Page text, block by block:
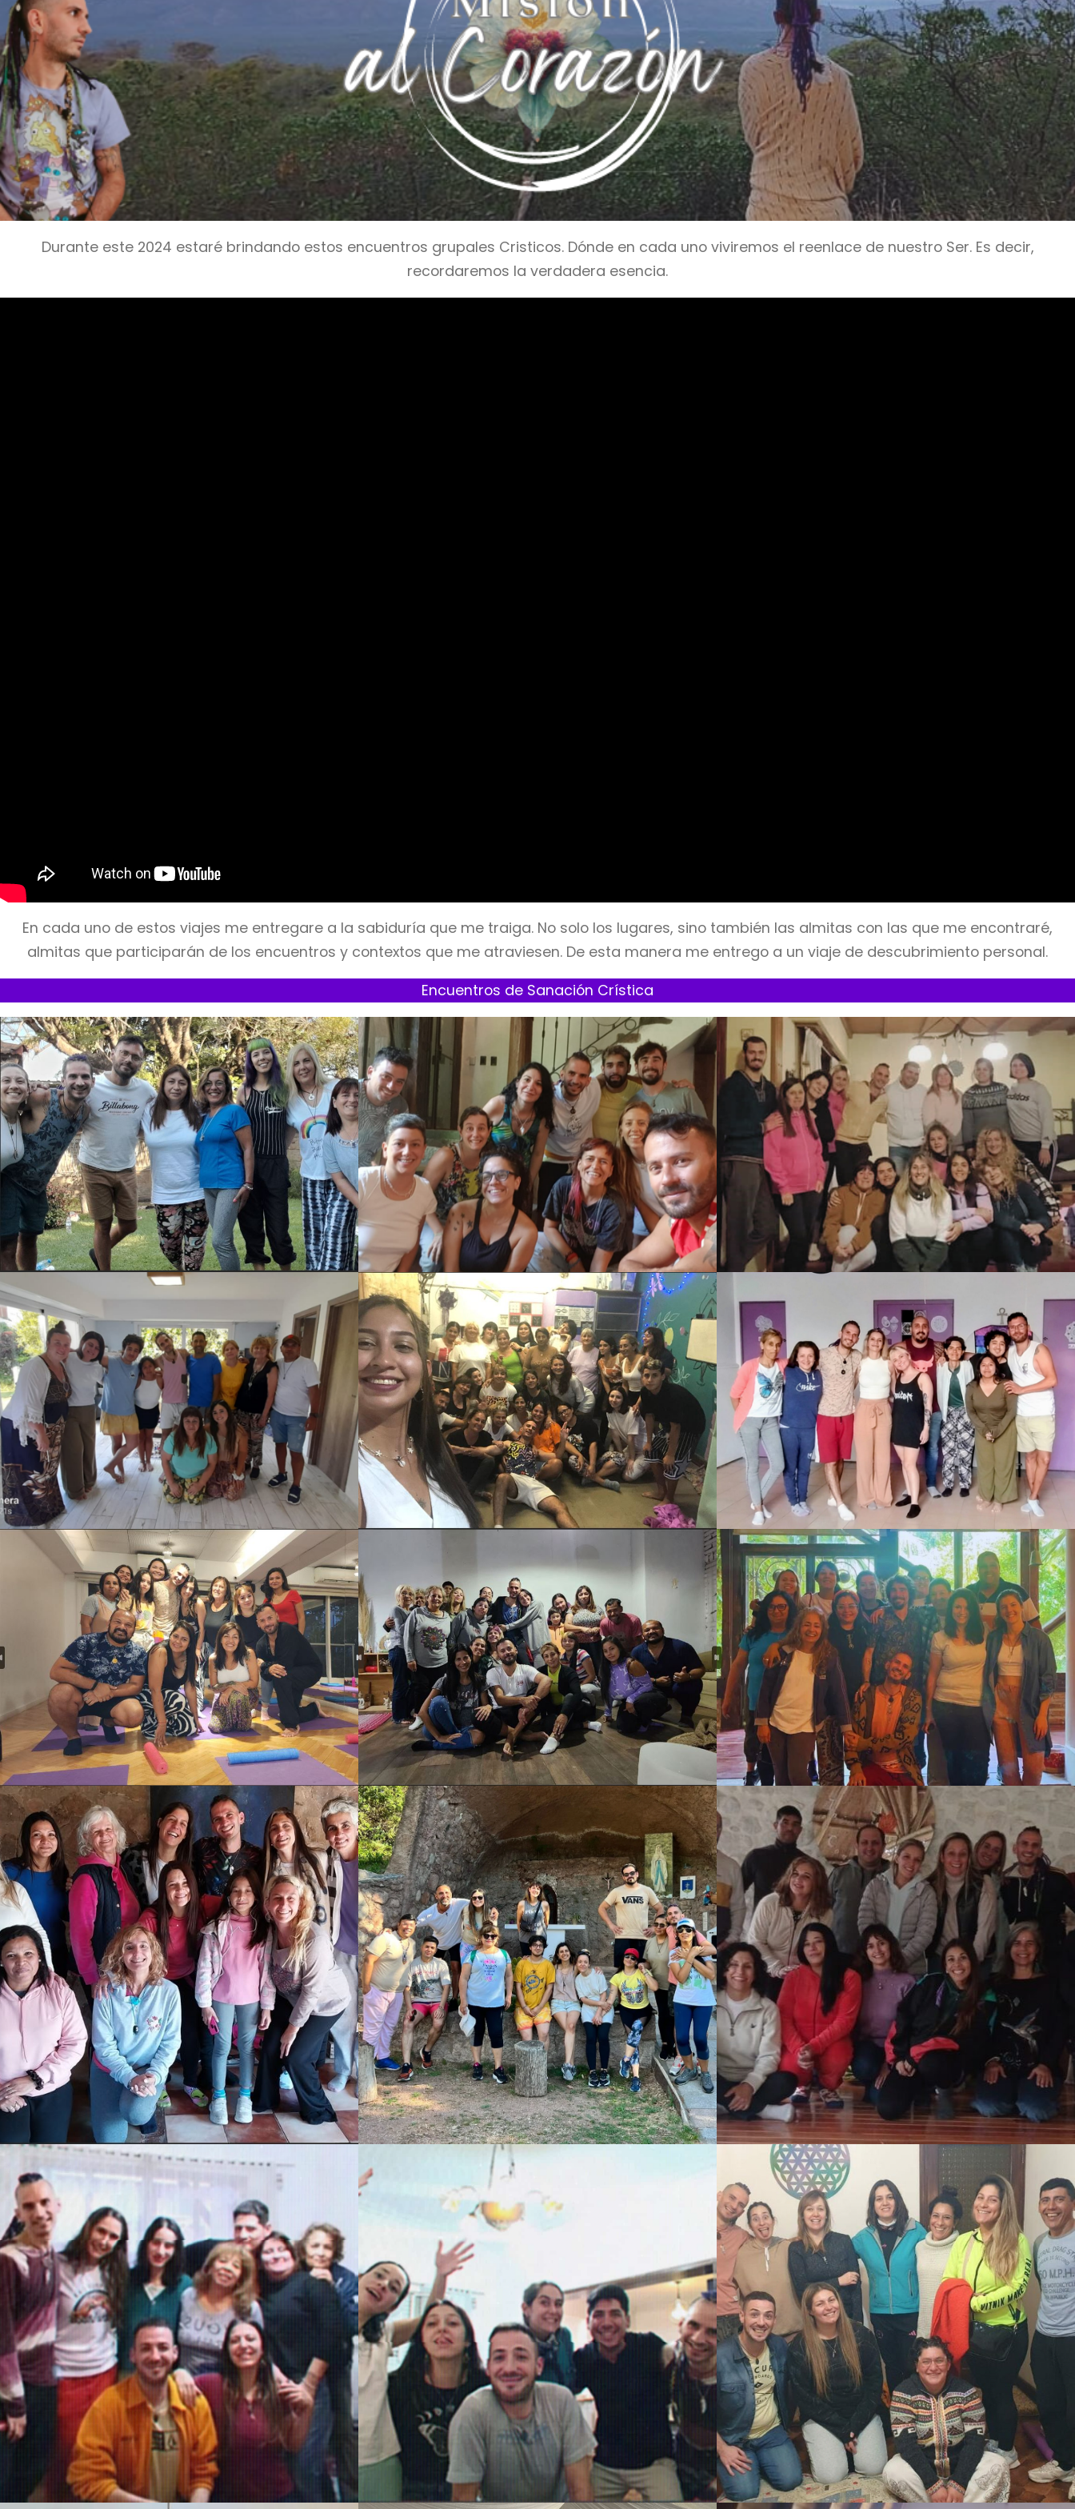
Durante este 2024 estaré brindando estos encuentros grupales Cristicos. Dónde en cada uno viviremos el reenlace de nuestro Ser. Es decir,
recordaremos la verdadera esencia.
En cada uno de estos viajes me entregare a la sabiduría que me traiga. No solo los lugares, sino también las almitas con las que me encontraré,
almitas que participarán de los encuentros y contextos que me atraviesen. De esta manera me entrego a un viaje de descubrimiento personal.
Encuentros de Sanación Crística